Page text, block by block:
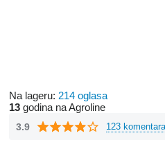
Na lageru: 214 oglasa
13 godina na Agroline
3.9 123 komentara